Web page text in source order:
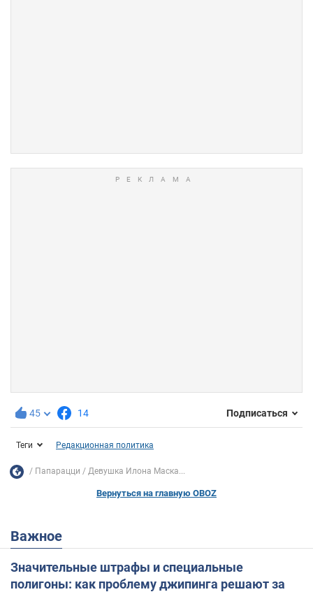
45 14 Подписаться
Теги Редакционная политика
Папарацци Девушка Илона Маска...
Вернуться на главную OBOZ
Важное
Значительные штрафы и специальные
полигоны: как проблему джипинга решают за